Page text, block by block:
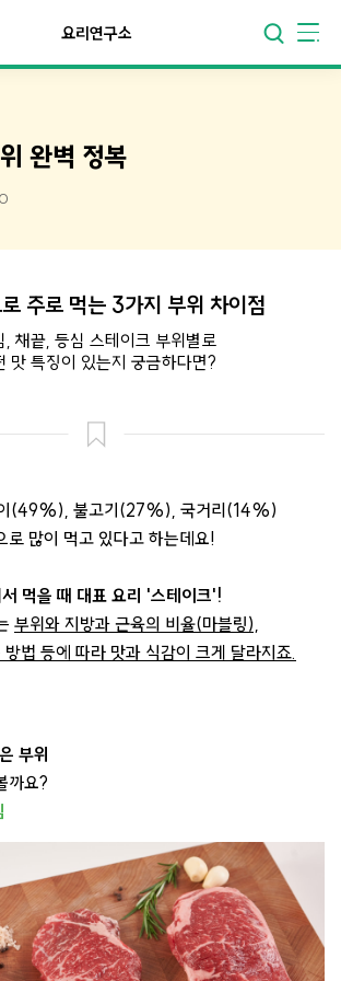
요리연구소
완벽 정복
주로 먹는 3가지 부위 차이점
, 채끝, 등심 스테이크 부위별로
맛 특징이 있는지 궁금하다면?
(49%), 불고기(27%), 국거리(14%)
로 많이 먹고 있다고 하는데요!
먹을 때 대표 요리 '스테이크'!
부위와 지방과 근육의 비율(마블링),
법 등에 따라 맛과 식감이 크게 달라지죠.
부위
까요?